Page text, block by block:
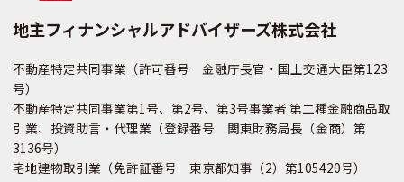
地主フィナンシャルアドバイザーズ株式会社
不動産特定共同事業（許可番号 金融庁長官・国土交通大臣第123
号）
不動産特定共同事業第1号、第2号、第3号事業者 第二種金融商品取
引業、投資助言・代理業（登録番号 関東財務局長（金商）第
3136号）
宅地建物取引業（免許証番号 東京都知事（2）第105420号）